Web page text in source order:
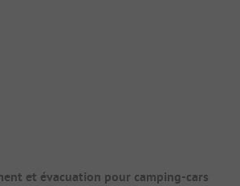
et évacuation pour camping-cars